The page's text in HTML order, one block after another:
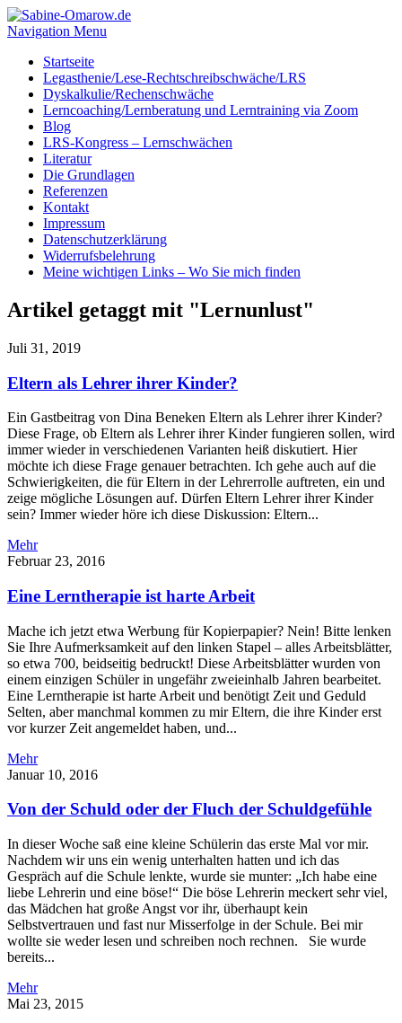
Navigation Menu
Startseite
Legasthenie/Lese-Rechtschreibschwäche/LRS
Dyskalkulie/Rechenschwäche
Lerncoaching/Lernberatung und Lerntraining via Zoom
Blog
LRS-Kongress – Lernschwächen
Literatur
Die Grundlagen
Referenzen
Kontakt
Impressum
Datenschutzerklärung
Widerrufsbelehrung
Meine wichtigen Links – Wo Sie mich finden
Artikel getaggt mit "Lernunlust"
Juli 31, 2019
Eltern als Lehrer ihrer Kinder?
Ein Gastbeitrag von Dina Beneken Eltern als Lehrer ihrer Kinder?
Diese Frage, ob Eltern als Lehrer ihrer Kinder fungieren sollen, wird
immer wieder in verschiedenen Varianten heiß diskutiert. Hier
möchte ich diese Frage genauer betrachten. Ich gehe auch auf die
Schwierigkeiten, die für Eltern in der Lehrerrolle auftreten, ein und
zeige mögliche Lösungen auf. Dürfen Eltern Lehrer ihrer Kinder
sein? Immer wieder höre ich diese Diskussion: Eltern...
Mehr
Februar 23, 2016
Eine Lerntherapie ist harte Arbeit
Mache ich jetzt etwa Werbung für Kopierpapier? Nein! Bitte lenken
Sie Ihre Aufmerksamkeit auf den linken Stapel – alles Arbeitsblätter,
so etwa 700, beidseitig bedruckt! Diese Arbeitsblätter wurden von
einem einzigen Schüler in ungefähr zweieinhalb Jahren bearbeitet.
Eine Lerntherapie ist harte Arbeit und benötigt Zeit und Geduld
Selten, aber manchmal kommen zu mir Eltern, die ihre Kinder erst
vor kurzer Zeit angemeldet haben, und...
Mehr
Januar 10, 2016
Von der Schuld oder der Fluch der Schuldgefühle
In dieser Woche saß eine kleine Schülerin das erste Mal vor mir.
Nachdem wir uns ein wenig unterhalten hatten und ich das
Gespräch auf die Schule lenkte, wurde sie munter: „Ich habe eine
liebe Lehrerin und eine böse!“ Die böse Lehrerin meckert sehr viel,
das Mädchen hat große Angst vor ihr, überhaupt kein
Selbstvertrauen und fast nur Misserfolge in der Schule. Bei mir
wollte sie weder lesen und schreiben noch rechnen. Sie wurde
bereits...
Mehr
Mai 23, 2015